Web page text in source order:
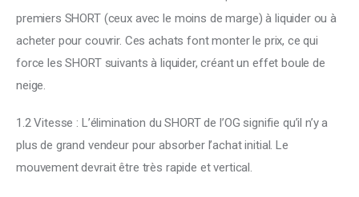
premiers SHORT (ceux avec le moins de marge) à liquider ou à
acheter pour couvrir. Ces achats font monter le prix, ce qui
force les SHORT suivants à liquider, créant un effet boule de
neige.
1.2 Vitesse : L’élimination du SHORT de l’OG signifie qu’il n’y a
plus de grand vendeur pour absorber l’achat initial. Le
mouvement devrait être très rapide et vertical.